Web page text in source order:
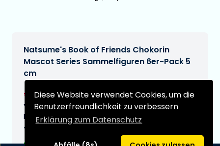
Diese Website verwendet Cookies, um die
Benutzerfreundlichkeit zu verbessern
Erklärung zum Datenschutz
Natsume's Book of Friends Chokorin
Mascot Series Sammelfiguren 6er-Pack 5
cm
€69,99[Änderungen vorbehalten]
Voraussichtliches Lieferdatum:
N/A
Typ: